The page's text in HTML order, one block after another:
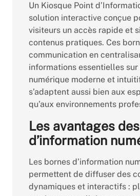
Un Kiosque Point
solution interactive conçue
visiteurs un accès rapide et
contenus pratiques. Ces
communication en
informations essentielles
numérique moderne et
s’adaptent aussi bien aux
qu’aux environnements
Les avantages
d’information
Les bornes d’information
permettent de diffuser des
dynamiques et interactifs :